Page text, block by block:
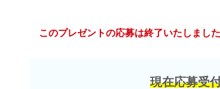
このプレゼントの応募は終了いたしました
現在応募受